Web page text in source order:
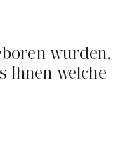
wurden,
Ihnen welche